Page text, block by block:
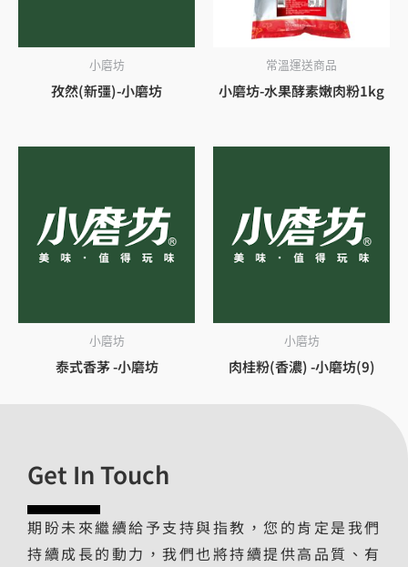
小磨坊
孜然(新彊)-小磨坊
常溫運送商品
小磨坊-水果酵素嫩肉粉1kg
小磨坊
泰式香茅 -小磨坊
小磨坊
肉桂粉(香濃) -小磨坊(9)
Get In Touch
期盼未來繼續給予支持與指教，您的肯定是我們
持續成長的動力，我們也將持續提供高品質、有